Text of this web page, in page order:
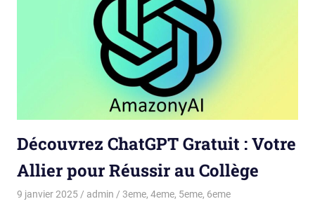
Découvrez ChatGPT Gratuit : Votre
Allier pour Réussir au Collège
9 janvier 2025 admin 3eme, 4eme, 5eme, 6eme